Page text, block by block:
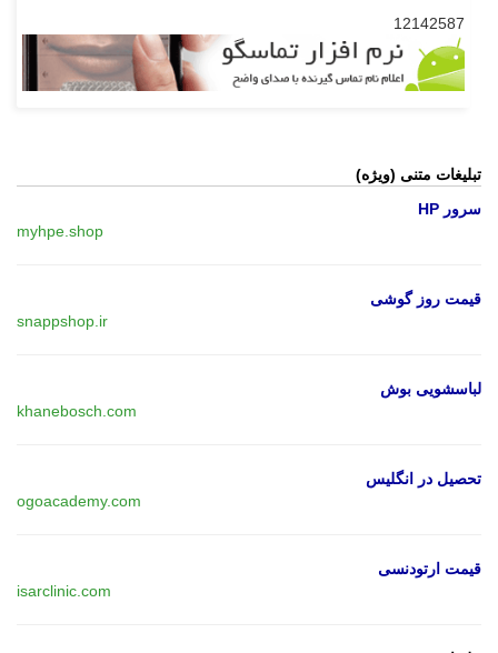
12142587
تبلیغات متنی (ویژه)
سرور HP
myhpe.shop
قیمت روز گوشی
snappshop.ir
لباسشویی بوش
khanebosch.com
تحصیل در انگلیس
ogoacademy.com
قیمت ارتودنسی
isarclinic.com